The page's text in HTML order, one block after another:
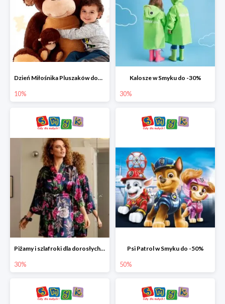
Dzień Miłośnika Pluszaków dodatkowy rabat -10%
10%
Kalosze w Smyku do -30%
30%
Piżamy i szlafroki dla dorosłych w Smyku do -30%
30%
Psi Patrol w Smyku do -50%
50%